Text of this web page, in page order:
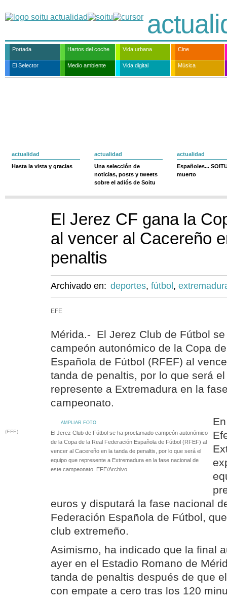
Portada Hartos del coche Vida urbana Cine
El Selector Medio ambiente Vida digital Música
actualidad
Hasta la vista y gracias
actualidad
Una selección de
noticias, posts y tweets
sobre el adiós de Soitu
actualidad
Españoles...
muerto
El Jerez CF gana la
al vencer al Cacereño
penaltis
Archivado en: deportes, fútbol ,
EFE
Mérida.- El Jerez Club de Fútbol
campeón autonómico de la Copa
Española de Fútbol (RFEF) al
tanda de penaltis, por lo que será
represente a Extremadura en la
campeonato.
AMPLIAR FOTO
(EFE)
El Jerez Club de Fútbol se ha proclamado campeón autonómico
de la Copa de la Real Federación Española de Fútbol (RFEF) al
vencer al Cacereño en la tanda de penaltis, por lo que será el
equipo que represente a Extremadura en la fase nacional de
este campeonato. EFE/Archivo
euros y disputará la fase nacional
Federación Española de Fútbol,
club extremeño.
Asimismo, ha indicado que la final
ayer en el Estadio Romano de
tanda de penaltis después de que
con empate a cero tras los 120